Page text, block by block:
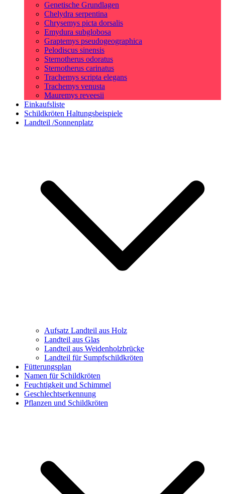
Genetische Grundlagen
Chelydra serpentina
Chrysemys picta dorsalis
Emydura subglobosa
Graptemys pseudogeographica
Pelodiscus sinensis
Sternotherus odoratus
Sternotherus carinatus
Trachemys scripta elegans
Trachemys venusta
Mauremys reveesii
Einkaufsliste
Schildkröten Haltungsbeispiele
Landteil /Sonnenplatz
Aufsatz Landteil aus Holz
Landteil aus Glas
Landteil aus Weidenholzbrücke
Landteil für Sumpfschildkröten
Fütterungsplan
Namen für Schildkröten
Feuchtigkeit und Schimmel
Geschlechtserkennung
Pflanzen und Schildkröten